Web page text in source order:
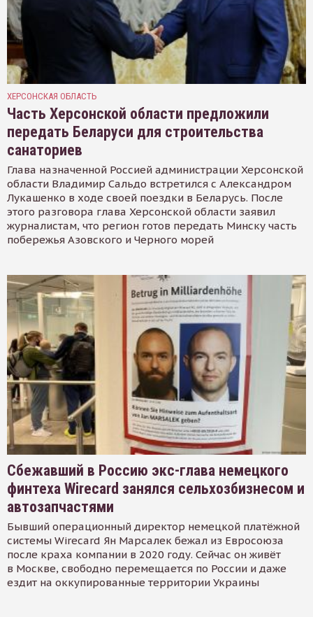
ХЕРСОНСКАЯ ОБЛАСТЬ
Часть Херсонской области предложили
передать Беларуси для строительства
санаториев
Глава назначенной Россией администрации Херсонской
области Владимир Сальдо встретился с Александром
Лукашенко в ходе своей поездки в Беларусь. После
этого разговора глава Херсонской области заявил
журналистам, что регион готов передать Минску часть
побережья Азовского и Черного морей
Сбежавший в Россию экс-глава немецкого
финтеха Wirecard занялся сельхозбизнесом и
автозапчастями
Бывший операционный директор немецкой платёжной
системы Wirecard Ян Марсалек бежал из Евросоюза
после краха компании в 2020 году. Сейчас он живёт
в Москве, свободно перемещается по России и даже
ездит на оккупированные территории Украины